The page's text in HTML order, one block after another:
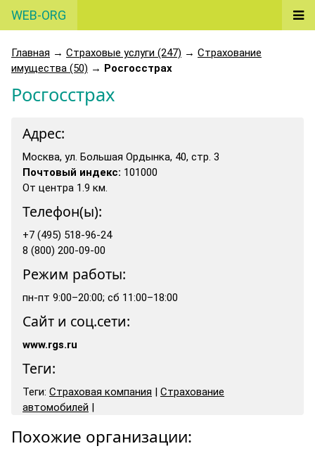
WEB-ORG
Главная → Страховые услуги (247) → Страхование
имущества (50) → Росгосстрах
Росгосстрах
Адрес:
Москва, ул. Большая Ордынка, 40, стр. 3
Почтовый индекс: 101000
От центра 1.9 км.
Телефон(ы):
+7 (495) 518-96-24
8 (800) 200-09-00
Режим работы:
пн-пт 9:00–20:00; сб 11:00–18:00
Сайт и соц.сети:
www.rgs.ru
Теги:
Теги: Страховая компания | Страхование
автомобилей |
Похожие организации: